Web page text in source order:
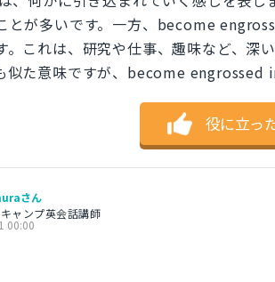
とが多いです。一方、become
。これは、研究や仕事、趣味など、深
似た意味ですが、become engrossed
役に立っ
さん
ャンプ英会話講師
00:00